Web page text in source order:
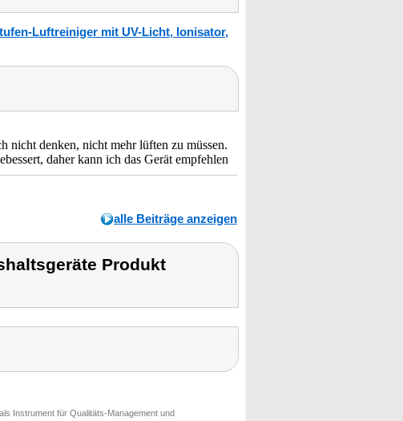
Luftreiniger mit UV-Licht, Ionisator,
nicht denken, nicht mehr lüften zu müssen.
daher kann ich das Gerät empfehlen
alle Beiträge anzeigen
Produkt
Instrument für Qualitäts-Management und